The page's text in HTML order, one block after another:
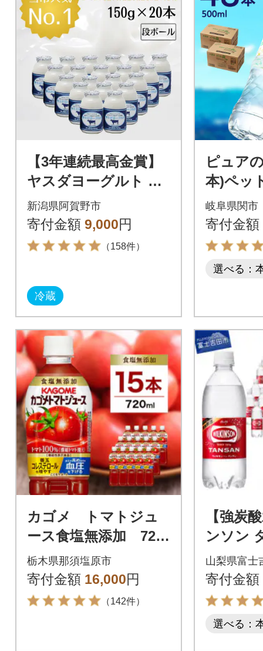
【3年連続最高金賞】
ヤスダヨーグルト 小
ボトル 150g×20本
新潟県阿賀野市
寄付金額 9,000円
（158件）
冷蔵
ピュア
本)ペッ
水 飲料
ォーター
岐阜県関市
寄付金額
選べる：
カゴメ トマトジュ
ース食塩無添加 720
ml PET×15本
栃木県那須塩原市
寄付金額 16,000円
（142件）
【強炭
ンソン
ml×2箱
ペット
飲料
山梨県富士
寄付金額
選べる：